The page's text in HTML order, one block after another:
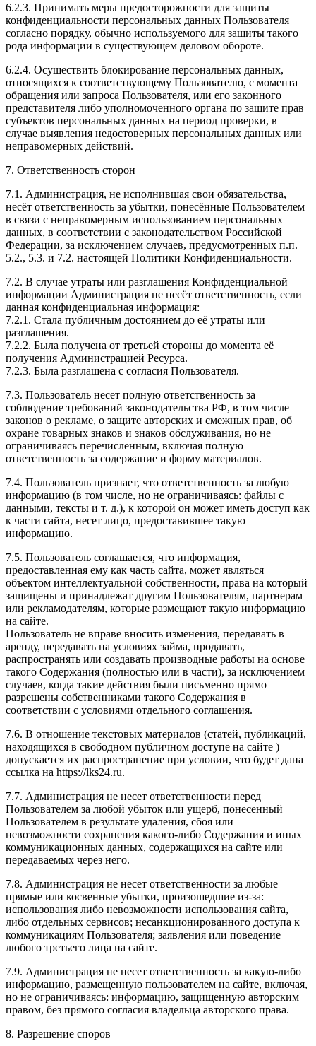
6.2.3. Принимать меры предосторожности для защиты
конфиденциальности персональных данных Пользователя
согласно порядку, обычно используемого для защиты такого
рода информации в существующем деловом обороте.
6.2.4. Осуществить блокирование персональных данных,
относящихся к соответствующему Пользователю, с момента
обращения или запроса Пользователя, или его законного
представителя либо уполномоченного органа по защите прав
субъектов персональных данных на период проверки, в
случае выявления недостоверных персональных данных или
неправомерных действий.
7. Ответственность сторон
7.1. Администрация, не исполнившая свои обязательства,
несёт ответственность за убытки, понесённые Пользователем
в связи с неправомерным использованием персональных
данных, в соответствии с законодательством Российской
Федерации, за исключением случаев, предусмотренных п.п.
5.2., 5.3. и 7.2. настоящей Политики Конфиденциальности.
7.2. В случае утраты или разглашения Конфиденциальной
информации Администрация не несёт ответственность, если
данная конфиденциальная информация:
7.2.1. Стала публичным достоянием до её утраты или
разглашения.
7.2.2. Была получена от третьей стороны до момента её
получения Администрацией Ресурса.
7.2.3. Была разглашена с согласия Пользователя.
7.3. Пользователь несет полную ответственность за
соблюдение требований законодательства РФ, в том числе
законов о рекламе, о защите авторских и смежных прав, об
охране товарных знаков и знаков обслуживания, но не
ограничиваясь перечисленным, включая полную
ответственность за содержание и форму материалов.
7.4. Пользователь признает, что ответственность за любую
информацию (в том числе, но не ограничиваясь: файлы с
данными, тексты и т. д.), к которой он может иметь доступ как
к части сайта, несет лицо, предоставившее такую
информацию.
7.5. Пользователь соглашается, что информация,
предоставленная ему как часть сайта, может являться
объектом интеллектуальной собственности, права на который
защищены и принадлежат другим Пользователям, партнерам
или рекламодателям, которые размещают такую информацию
на сайте.
Пользователь не вправе вносить изменения, передавать в
аренду, передавать на условиях займа, продавать,
распространять или создавать производные работы на основе
такого Содержания (полностью или в части), за исключением
случаев, когда такие действия были письменно прямо
разрешены собственниками такого Содержания в
соответствии с условиями отдельного соглашения.
7.6. В отношение текстовых материалов (статей, публикаций,
находящихся в свободном публичном доступе на сайте )
допускается их распространение при условии, что будет дана
ссылка на https://lks24.ru.
7.7. Администрация не несет ответственности перед
Пользователем за любой убыток или ущерб, понесенный
Пользователем в результате удаления, сбоя или
невозможности сохранения какого-либо Содержания и иных
коммуникационных данных, содержащихся на сайте или
передаваемых через него.
7.8. Администрация не несет ответственности за любые
прямые или косвенные убытки, произошедшие из-за:
использования либо невозможности использования сайта,
либо отдельных сервисов; несанкционированного доступа к
коммуникациям Пользователя; заявления или поведение
любого третьего лица на сайте.
7.9. Администрация не несет ответственность за какую-либо
информацию, размещенную пользователем на сайте, включая,
но не ограничиваясь: информацию, защищенную авторским
правом, без прямого согласия владельца авторского права.
8. Разрешение споров